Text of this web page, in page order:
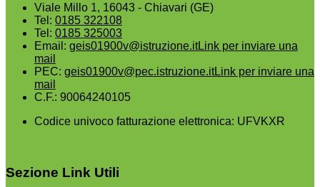
Viale Millo 1, 16043 - Chiavari (GE)
Tel: 0185 322108
Tel: 0185 325003
Email: geis01900v@istruzione.itLink per inviare una
mail
PEC: geis01900v@pec.istruzione.itLink per inviare una
mail
C.F.: 90064240105
Codice univoco fatturazione elettronica: UFVKXR
Sezione Link Utili